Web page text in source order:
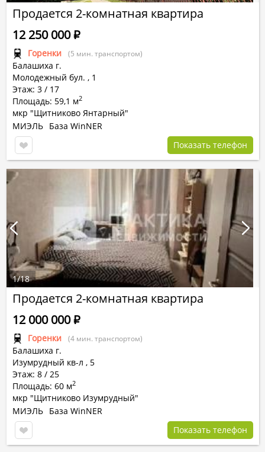
Продается 2-комнатная квартира
Горенки (5 мин. транспортом)
Балашиха г.
Молодежный бул. , 1
Этаж: 3 / 17
Площадь: 59,1 м2
мкр "Щитниково Янтарный"
12 250 000Р
МИЭЛЬ База WinNER
Показать телефон
Продается 2-комнатная квартира
Горенки (4 мин. транспортом)
Балашиха г.
Изумрудный кв-л , 5
Этаж: 8 / 25
Площадь: 60 м2
мкр "Щитниково Изумрудный"
12 000 000Р
МИЭЛЬ База WinNER
Показать телефон
1/18